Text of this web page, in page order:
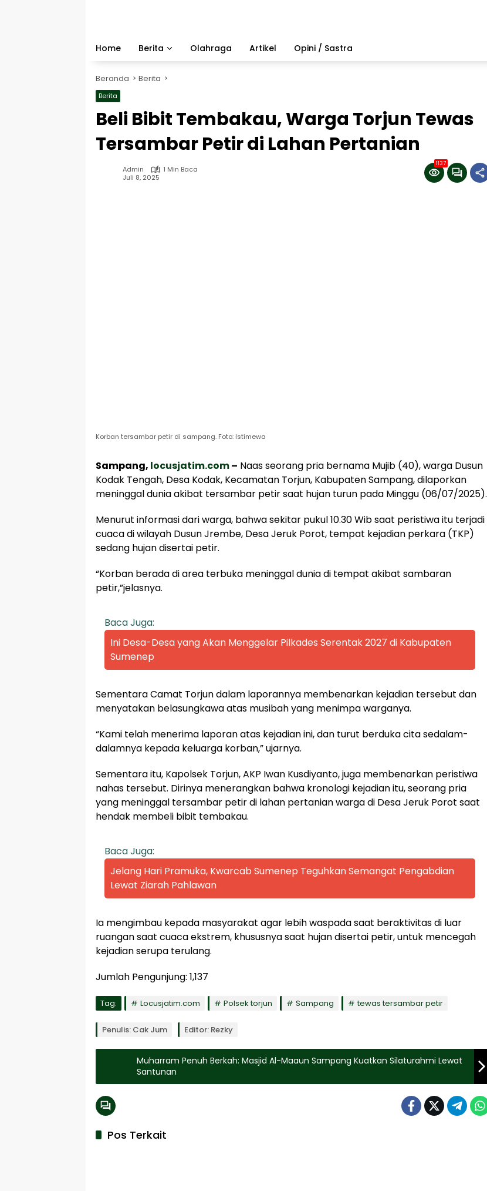
Home
Berita Olahraga Artikel Opini / Sastra
Beranda Berita
Berita
Beli Bibit Tembakau, Warga Torjun Tewas
Tersambar Petir di Lahan Pertanian
Admin
1 Min Baca
Juli 8, 2025
1137
Korban tersambar petir di sampang. Foto: Istimewa
Sampang, locusjatim.com– Naas seorang pria bernama Mujib (40), warga Dusun
Kodak Tengah, Desa Kodak, Kecamatan Torjun, Kabupaten Sampang, dilaporkan
meninggal dunia akibat tersambar petir saat hujan turun pada Minggu (06/07/2025).
Menurut informasi dari warga, bahwa sekitar pukul 10.30 Wib saat peristiwa itu terjadi
cuaca di wilayah Dusun Jrembe, Desa Jeruk Porot, tempat kejadian perkara (TKP)
sedang hujan disertai petir.
“Korban berada di area terbuka meninggal dunia di tempat akibat sambaran
petir,”jelasnya.
Baca Juga:
Ini Desa-Desa yang Akan Menggelar Pilkades Serentak 2027 di Kabupaten
Sumenep
Sementara Camat Torjun dalam laporannya membenarkan kejadian tersebut dan
menyatakan belasungkawa atas musibah yang menimpa warganya.
“Kami telah menerima laporan atas kejadian ini, dan turut berduka cita sedalam-
dalamnya kepada keluarga korban,” ujarnya.
Sementara itu, Kapolsek Torjun, AKP Iwan Kusdiyanto, juga membenarkan peristiwa
nahas tersebut. Dirinya menerangkan bahwa kronologi kejadian itu, seorang pria
yang meninggal tersambar petir di lahan pertanian warga di Desa Jeruk Porot saat
hendak membeli bibit tembakau.
Baca Juga:
Jelang Hari Pramuka, Kwarcab Sumenep Teguhkan Semangat Pengabdian
Lewat Ziarah Pahlawan
Ia mengimbau kepada masyarakat agar lebih waspada saat beraktivitas di luar
ruangan saat cuaca ekstrem, khususnya saat hujan disertai petir, untuk mencegah
kejadian serupa terulang.
Jumlah Pengunjung: 1,137
Tag: Locusjatim.com Polsek torjun Sampang tewas tersambar petir
Penulis: Cak Jum Editor: Rezky
Muharram Penuh Berkah: Masjid Al-Maaun Sampang Kuatkan Silaturahmi Lewat
Santunan
Pos Terkait